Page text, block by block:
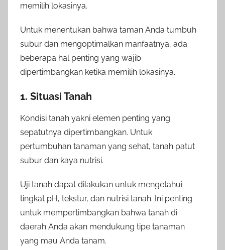
memilih lokasinya.
Untuk menentukan bahwa taman Anda tumbuh
subur dan mengoptimalkan manfaatnya, ada
beberapa hal penting yang wajib
dipertimbangkan ketika memilih lokasinya.
1. Situasi Tanah
Kondisi tanah yakni elemen penting yang
sepatutnya dipertimbangkan. Untuk
pertumbuhan tanaman yang sehat, tanah patut
subur dan kaya nutrisi.
Uji tanah dapat dilakukan untuk mengetahui
tingkat pH, tekstur, dan nutrisi tanah. Ini penting
untuk mempertimbangkan bahwa tanah di
daerah Anda akan mendukung tipe tanaman
yang mau Anda tanam.